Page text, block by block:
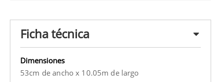
Ficha técnica
Dimensiones
53cm de ancho x 10.05m de largo